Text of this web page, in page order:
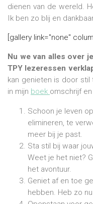
dienen van de wereld.
Ik ben zo blij en
[gallery link="none"
Nu we van alles over
TPY lezeressen
kan genieten is door
in mijn boek omschrijf
Schoon je leven
elimineren, te
meer bij je past.
Sta stil bij waar
Weet je het niet?
het avontuur.
Geniet af en toe
hebben. Heb zo